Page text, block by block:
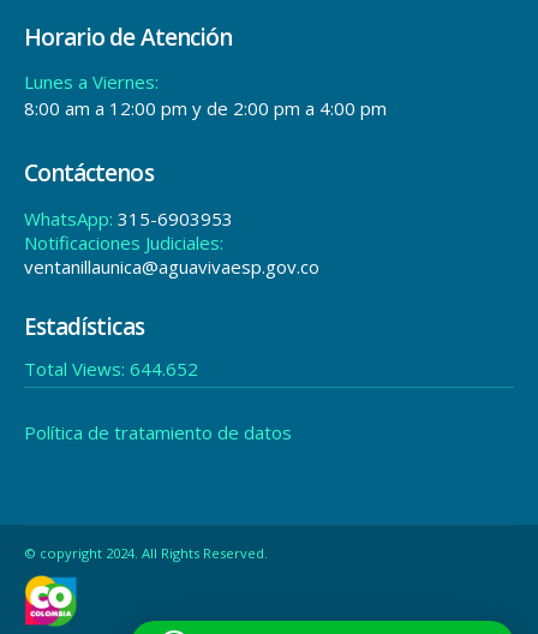
Horario de Atención
Lunes a Viernes:
8:00 am a 12:00 pm y de 2:00 pm a 4:00 pm
Contáctenos
WhatsApp: 315-6903953
Notificaciones Judiciales:
ventanillaunica@aguavivaesp.gov.co
Estadísticas
Total Views: 644.652
Política de tratamiento de datos
© copyright 2024. All Rights Reserved.